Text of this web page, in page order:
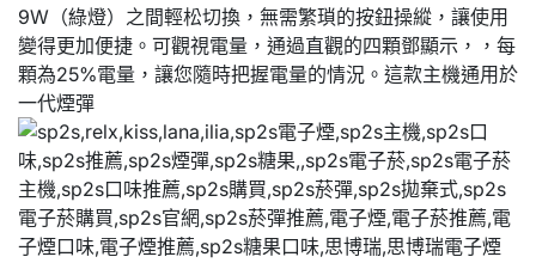
9W（綠燈）之間輕松切換，無需繁瑣的按鈕操縱，讓使用
變得更加便捷。可觀視電量，通過直觀的四顆鄧顯示，，每
顆為25%電量，讓您隨時把握電量的情況。這款主機通用於
一代煙彈